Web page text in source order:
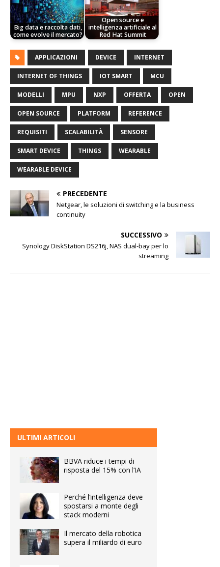
Big data e raccolta dati,
come evolve il mercato?
Open source e
intelligenza artificiale al
Red Hat Summit
APPLICAZIONI DEVICE INTERNET
INTERNET OF THINGS IOT SMART MCU
MODELLI MPU NXP OFFERTA OPEN
OPEN SOURCE PLATFORM REFERENCE
REQUISITI SCALABILITÀ SENSORE
SMART DEVICE THINGS WEARABLE
WEARABLE DEVICE
PRECEDENTE
Netgear, le soluzioni di switching e la business
continuity
SUCCESSIVO
Synology DiskStation DS216j, NAS dual-bay per lo
streaming
ULTIMI ARTICOLI
BBVA riduce i tempi di
risposta del 15% con l’IA
Perché l’intelligenza deve
spostarsi a monte degli
stack moderni
Il mercato della robotica
supera il miliardo di euro